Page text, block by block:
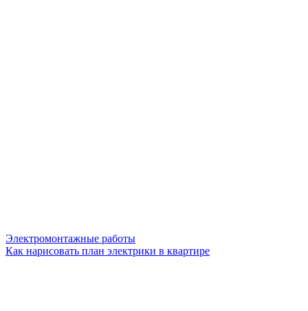
Электромонтажные работы
Как нарисовать план электрики в квартире